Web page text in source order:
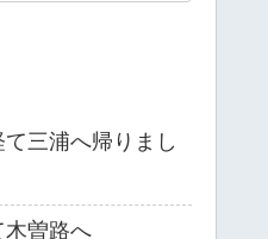
三浦へ帰りまし
木曽路へ